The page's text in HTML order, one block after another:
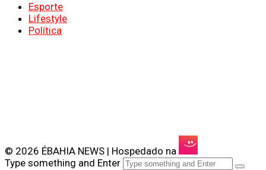
Esporte
Lifestyle
Política
© 2026 ÉBAHIA NEWS | Hospedado na
Type something and Enter